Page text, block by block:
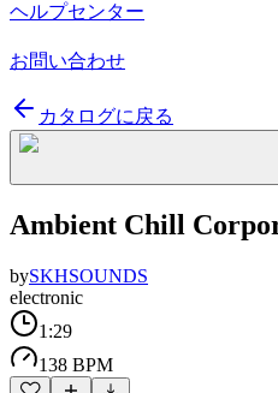
ヘルプセンター
お問い合わせ
カタログに戻る
Ambient Chill
bySKHSOUNDS
electronic
1:29
138 BPM